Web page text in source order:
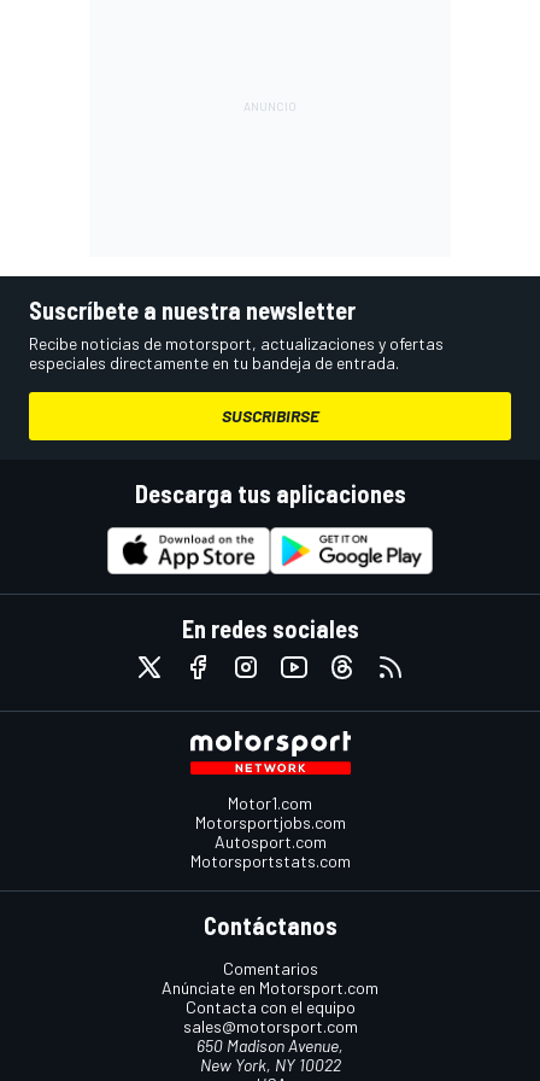
Suscríbete a nuestra newsletter
Recibe noticias de motorsport, actualizaciones y ofertas
especiales directamente en tu bandeja de entrada.
SUSCRIBIRSE
Descarga tus aplicaciones
En redes sociales
Motor1.com
Motorsportjobs.com
Autosport.com
Motorsportstats.com
Contáctanos
Comentarios
Anúnciate en Motorsport.com
Contacta con el equipo
sales@motorsport.com
650 Madison Avenue,
New York, NY 10022